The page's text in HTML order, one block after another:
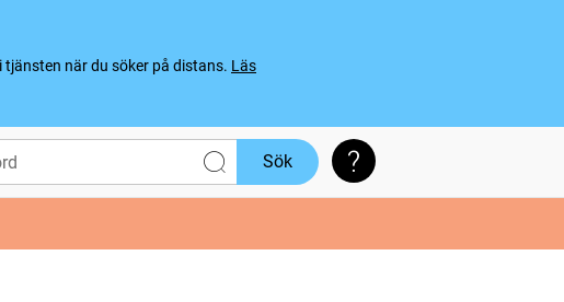
när du söker på distans. Läs
Sök Söktips